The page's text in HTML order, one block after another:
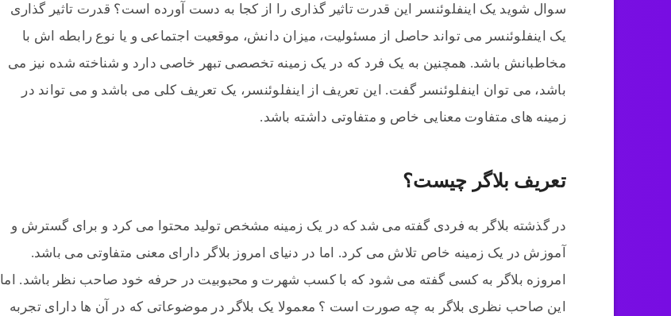
سوال شوید یک اینفلوئنسر این قدرت تاثیر گذاری را از کجا به دست آورده است؟ قدرت تاثیر گذاری
یک اینفلوئنسر می تواند حاصل از مسئولیت، میزان دانش، موقعیت اجتماعی و یا نوع رابطه‌ اش با
مخاطبانش باشد. همچنین به یک فرد که در یک زمینه تخصصی تبهر خاصی دارد و شناخته شده نیز می
باشد، می توان اینفلوئنسر گفت. این تعریف از اینفلوئنسر، یک تعریف کلی می باشد و می تواند در
زمینه های متفاوت معنایی خاص و متفاوتی داشته باشد.
تعریف بلاگر چیست؟
در گذشته بلاگر به فردی گفته می شد که در یک زمینه مشخص تولید محتوا می کرد و برای گسترش و
آموزش در یک زمینه خاص تلاش می کرد. اما در دنیای امروز بلاگر دارای معنی متفاوتی می باشد.
امروزه بلاگر به کسی گفته می شود که با کسب شهرت و محبوبیت در حرفه خود صاحب نظر باشد. اما
این صاحب نظری بلاگر به چه صورت است ؟ معمولا یک بلاگر در موضوعاتی که در آن ها دارای تجربه